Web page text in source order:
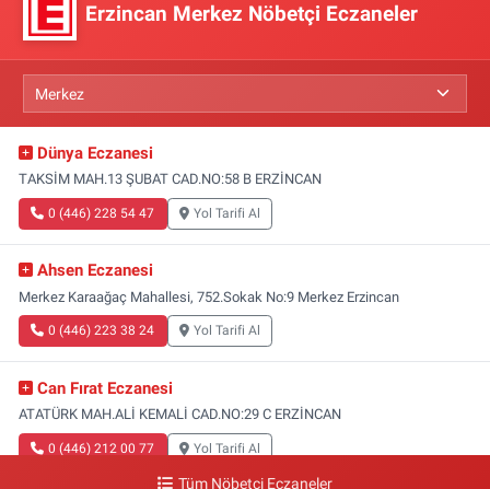
Erzincan Merkez Nöbetçi Eczaneler
Dünya Eczanesi
TAKSİM MAH.13 ŞUBAT CAD.NO:58 B ERZİNCAN
0 (446) 228 54 47 Yol Tarifi Al
Ahsen Eczanesi
Merkez Karaağaç Mahallesi, 752.Sokak No:9 Merkez Erzincan
0 (446) 223 38 24 Yol Tarifi Al
Can Fırat Eczanesi
ATATÜRK MAH.ALİ KEMALİ CAD.NO:29 C ERZİNCAN
0 (446) 212 00 77 Yol Tarifi Al
Tüm Nöbetçi Eczaneler